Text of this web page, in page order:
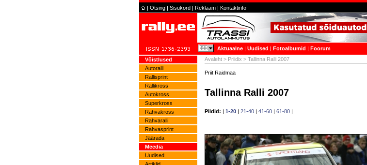
| Otsing | Sisukord | Reklaam | Kontaktinfo
Aktuaalne | Uudised | Fotoalbumid | Foorum
Võistlused
Autoralli
Rallisprint
Rallikross
Autokross
Superkross
Rahvakross
Rahvaralli
Rahvasprint
Jäärada
Meedia
Uudised
Avaleht > Priidix > Tallinna Ralli 2007
Priit Raidmaa
Tallinna Ralli 2007
Pildid: | 1-20 | 21-40 | 41-60 | 61-80 |